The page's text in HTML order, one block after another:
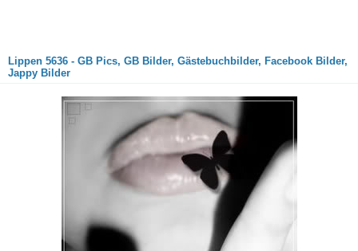
Lippen 5636 - GB Pics, GB Bilder, Gästebuchbilder, Facebook Bilder,
Jappy Bilder